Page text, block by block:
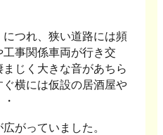
つれ、狭い道路には頻
事関係車両が行き交
じく大きな音があちら
横には仮設の居酒屋や
がっていました。